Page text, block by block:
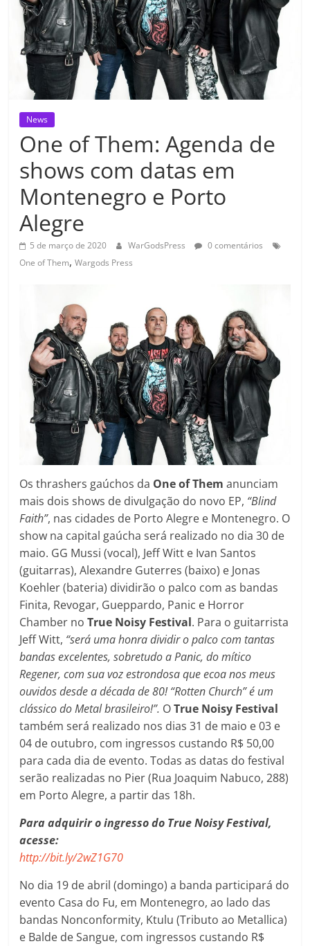
News
One of Them: Agenda de
shows com datas em
Montenegro e Porto
Alegre
5 de março de 2020 WarGodsPress
0 comentários
One of Them,Wargods Press
Os thrashers gaúchos da One of Themanunciam
mais dois shows de divulgação do novo EP, “Blind
Faith”, nas cidades de Porto Alegre e Montenegro. O
show na capital gaúcha será realizado no dia 30 de
maio. GG Mussi (vocal), Jeff Witt e Ivan Santos
(guitarras), Alexandre Guterres (baixo) e Jonas
Koehler (bateria) dividirão o palco com as bandas
Finita, Revogar, Gueppardo, Panic e Horror
Chamber noTrue Noisy Festival. Para o guitarrista
Jeff Witt, “será uma honra dividir o palco com tantas
bandas excelentes, sobretudo a Panic, do mítico
Regener, com sua voz estrondosa que ecoa nos meus
ouvidos desde a década de 80! “Rotten Church” é um
clássico do Metal brasileiro!”. OTrue Noisy Festival
também será realizado nos dias 31 de maio e 03 e
04 de outubro, com ingressos custando R$ 50,00
para cada dia de evento. Todas as datas do festival
serão realizadas no Pier (Rua Joaquim Nabuco, 288)
em Porto Alegre, a partir das 18h.
Para adquirir o ingresso do True Noisy Festival,
acesse:
http://bit.ly/2wZ1G70
No dia 19 de abril (domingo) a banda participará do
evento Casa do Fu, em Montenegro, ao lado das
bandas Nonconformity, Ktulu (Tributo ao Metallica)
e Balde de Sangue, com ingressos custando R$